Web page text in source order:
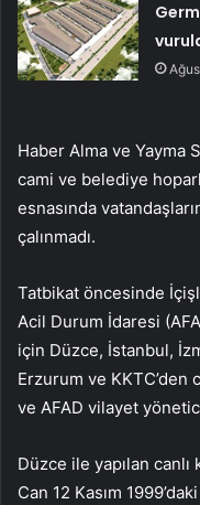
Haber Alma ve Yayma
cami ve belediye
esnasında
çalınmadı.
Tatbikat öncesinde
Acil Durum İdaresi
için Düzce, İstanbul,
Erzurum ve KKTC’den
ve AFAD vilayet
Düzce ile yapılan
Can 12 Kasım